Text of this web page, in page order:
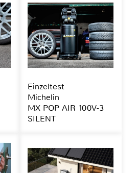
Einzeltest
Michelin
MX POP AIR 100V-3
SILENT